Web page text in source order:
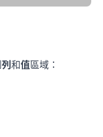
列 和值區域：